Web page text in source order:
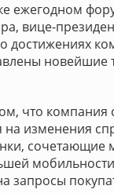
вице-
достижениях
новейшие
что компания
изменения
сочетающие
запросы